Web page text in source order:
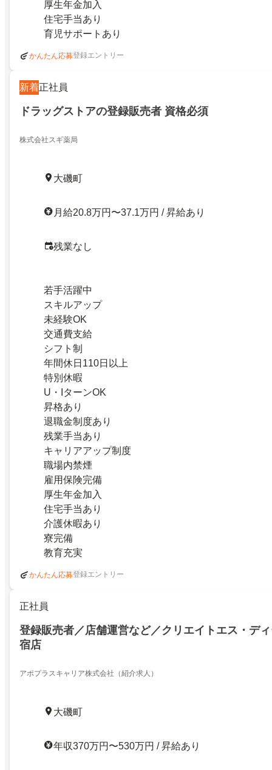
厚生年金加入
住宅手当あり
育児サポートあり
かんたん応募登録エントリー
新着正社員
ドラッグストアの登録販売者 資格必須
株式会社スギ薬局
大磯町
月給20.8万円〜37.1万円 / 昇給あり
残業なし
若手活躍中
スキルアップ
未経験OK
交通費支給
シフト制
年間休日110日以上
特別休暇
U・IターンOK
昇格あり
退職金制度あり
残業手当あり
キャリアアップ制度
職場内禁煙
雇用保険完備
厚生年金加入
住宅手当あり
介護休暇あり
寮完備
教育充実
かんたん応募登録エントリー
正社員
登録販売者／店舗運営など／クリエイトエス・デ
宿店
アポプラスキャリア株式会社（紹介求人）
大磯町
年収370万円〜530万円 / 昇給あり